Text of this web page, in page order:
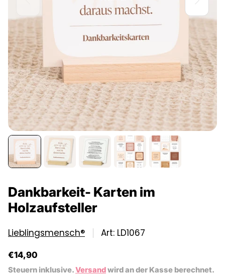
Dankbarkeit- Karten im
Holzaufsteller
Lieblingsmensch® Art: LD1067
R
e
g
€14,90
Steuern inklusive.Versandwird an der Kasse berechnet.